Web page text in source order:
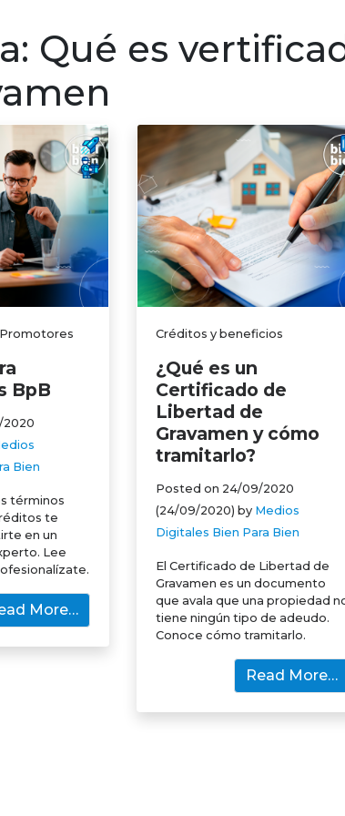
Qué es
BpB
Bien
términos
te
en un
Lee
More…
Créditos y beneficios
¿Qué es un
Certificado de
Libertad de
Gravamen y cómo
tramitarlo?
Posted on 24/09/2020
(24/09/2020) byMedios
Digitales Bien Para Bien
El Certificado de Libertad de
Gravamen es un documento
que avala que una propiedad
tiene ningún tipo de adeudo.
Conoce cómo tramitarlo.
Read More…